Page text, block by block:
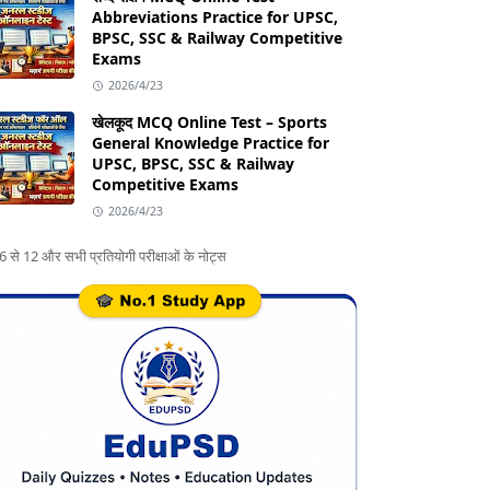
Abbreviations Practice for UPSC,
BPSC, SSC & Railway Competitive
Exams
2026/4/23
खेलकूद MCQ Online Test – Sports
General Knowledge Practice for
UPSC, BPSC, SSC & Railway
Competitive Exams
2026/4/23
6 से 12 और सभी प्रतियोगी परीक्षाओं के नोट्स